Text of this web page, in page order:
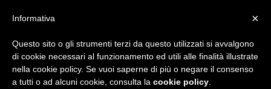
×
Informativa
Questo sito o gli strumenti terzi da questo utilizzati si avvalgono
di cookie necessari al funzionamento ed utili alle finalità illustrate
nella cookie policy. Se vuoi saperne di più o negare il consenso
a tutti o ad alcuni cookie, consulta la cookie policy